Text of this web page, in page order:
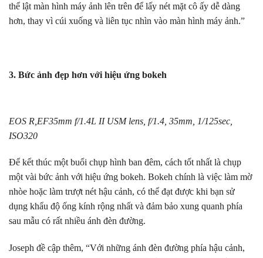
thể lật màn hình máy ảnh lên trên để lấy nét mặt cô ấy dễ dàng
hơn, thay vì cúi xuống và liên tục nhìn vào màn hình máy ảnh.”
3. Bức ảnh đẹp hơn với hiệu ứng bokeh
EOS R,EF35mm f/1.4L II USM lens, f/1.4, 35mm, 1/125sec,
ISO320
Để kết thúc một buổi chụp hình ban đêm, cách tốt nhất là chụp
một vài bức ảnh với hiệu ứng bokeh. Bokeh chính là việc làm mờ
nhòe hoặc làm trượt nét hậu cảnh, có thể đạt được khi bạn sử
dụng khẩu độ ống kính rộng nhất và đảm bảo xung quanh phía
sau mẫu có rất nhiều ánh đèn đường.
Joseph đề cập thêm, “Với những ánh đèn đường phía hậu cảnh,